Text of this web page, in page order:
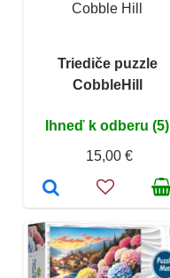
Cobble Hill
Triediče puzzle
CobbleHill
Ihneď k odberu (5)
15,00 €